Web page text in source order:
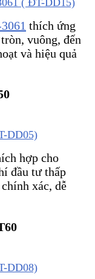
thích ứng
vuông, đến
và hiệu quả
DD05)
hợp cho
đầu tư thấp
xác, dễ
DD08)